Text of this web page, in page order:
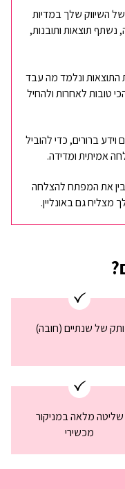
השיווק שלך במדיות
נשתף תוצאות ותובנות,
התוצאות ונלמד מה עבד
טובות לאחרות ולהחיל
וידע ברורים, כדי להוביל
אמיתית ומדידה.
את המפתח להצלחה
גם באונליין.
ותק של שנתיים (חובה)
שליטה מלאה במניקור
מכשירי